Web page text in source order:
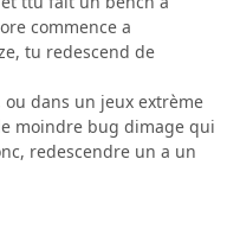
commence a
tu redescend de
dans un jeux extrème
moindre bug dimage qui
redescendre un a un